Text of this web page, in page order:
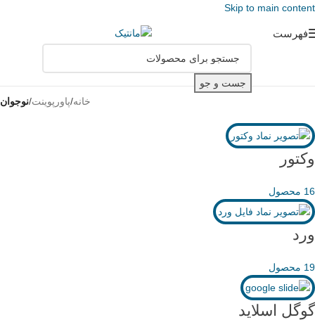
Skip to main content
فهرست
جست و جو
خانه/پاورپوینت/نوجوان
وکتور
16 محصول
ورد
19 محصول
گوگل اسلاید